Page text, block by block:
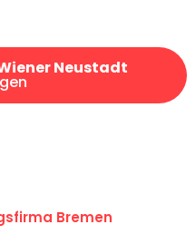
Neustadt
Bremen